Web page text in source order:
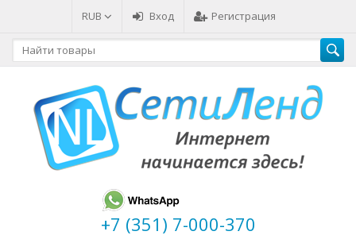
RUB Вход Регистрация
+7 (351) 7-000-370